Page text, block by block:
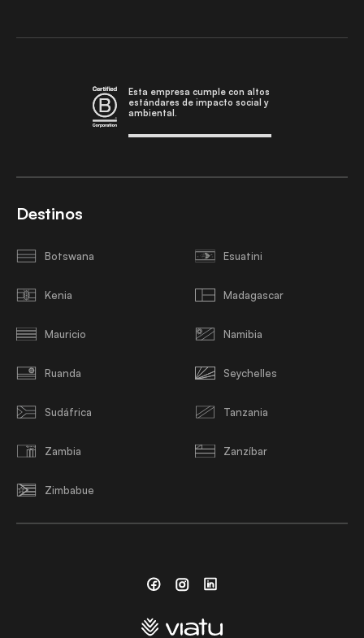
Esta empresa cumple con altos
estándares de impacto social y
ambiental.
Destinos
Botswana Esuatini
Kenia Madagascar
Mauricio Namibia
Ruanda Seychelles
Sudáfrica Tanzania
Zambia Zanzíbar
Zimbabue
FacebookInstagramLinkedin